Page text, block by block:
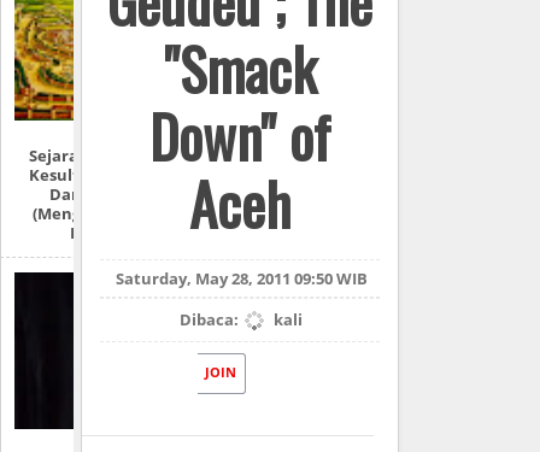
Sejarah Lengkap:
Kesultanan Aceh
Darussalam
(Mengulas Lebih
Detail)
"Smack
Down" of
Aceh
Saturday, May 28, 2011 09:50 WIB
Dibaca:
kali
JOIN